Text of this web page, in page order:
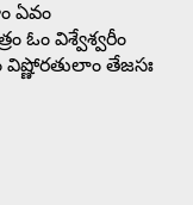
ఏవం
ఓం విశ్వేశ్వరీం
విష్ణోరతులాం తేజసః